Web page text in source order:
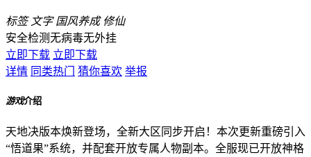
标签 文字 国风养成 修仙
安全检测无病毒无外挂
立即下载 立即下载
详情 同类热门 猜你喜欢 举报
游戏介绍
天地决版本焕新登场，全新大区同步开启！本次更新重磅引入
“悟道果”系统，并配套开放专属人物副本。全服现已开放神格